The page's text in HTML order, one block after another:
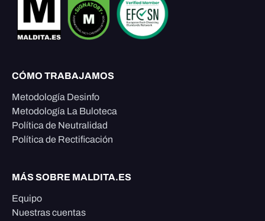
CÓMO TRABAJAMOS
Metodología Desinfo
Metodología La Buloteca
Política de Neutralidad
Política de Rectificación
MÁS SOBRE MALDITA.ES
Equipo
Nuestras cuentas